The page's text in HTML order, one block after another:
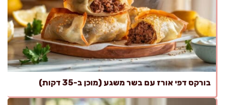
בורקס דפי אורז עם בשר משגע (מוכן ב-35 דקות)